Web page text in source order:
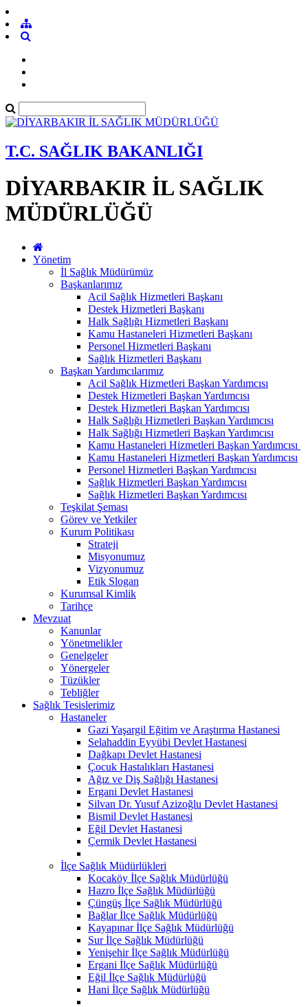
T.C. SAĞLIK BAKANLIĞI
DİYARBAKIR İL SAĞLIK
MÜDÜRLÜĞÜ
Yönetim
İl Sağlık Müdürümüz
Başkanlarımız
Acil Sağlık Hizmetleri Başkanı
Destek Hizmetleri Başkanı
Halk Sağlığı Hizmetleri Başkanı
Kamu Hastaneleri Hizmetleri Başkanı
Personel Hizmetleri Başkanı
Sağlık Hizmetleri Başkanı
Başkan Yardımcılarımız
Acil Sağlık Hizmetleri Başkan Yardımcısı
Destek Hizmetleri Başkan Yardımcısı
Destek Hizmetleri Başkan Yardımcısı
Halk Sağlığı Hizmetleri Başkan Yardımcısı
Halk Sağlığı Hizmetleri Başkan Yardımcısı
Kamu Hastaneleri Hizmetleri Başkan Yardımcısı ​
Kamu Hastaneleri Hizmetleri Başkan Yardımcısı
Personel Hizmetleri Başkan Yardımcısı
Sağlık Hizmetleri Başkan Yardımcısı
Sağlık Hizmetleri Başkan Yardımcısı
Teşkilat Şeması
Görev ve Yetkiler
Kurum Politikası
Strateji
Misyonumuz
Vizyonumuz
Etik Slogan
Kurumsal Kimlik
Tarihçe
Mevzuat
Kanunlar
Yönetmelikler
Genelgeler
Yönergeler
Tüzükler
Tebliğler
Sağlık Tesislerimiz
Hastaneler
Gazi Yaşargil Eğitim ve Araştırma Hastanesi
Selahaddin Eyyübi Devlet Hastanesi
Dağkapı Devlet Hastanesi
Çocuk Hastalıkları Hastanesi
Ağız ve Diş Sağlığı Hastanesi
Ergani Devlet Hastanesi
Silvan Dr. Yusuf Azizoğlu Devlet Hastanesi
Bismil Devlet Hastanesi
Eğil Devlet Hastanesi
Çermik Devlet Hastanesi
İlçe Sağlık Müdürlükleri
Kocaköy İlçe Sağlık Müdürlüğü
Hazro İlçe Sağlık Müdürlüğü
Çüngüş İlçe Sağlık Müdürlüğü
Bağlar İlçe Sağlık Müdürlüğü
Kayapınar İlçe Sağlık Müdürlüğü
Sur İlçe Sağlık Müdürlüğü
Yenişehir İlçe Sağlık Müdürlüğü
Ergani İlçe Sağlık Müdürlüğü
Eğil İlçe Sağlık Müdürlüğü
Hani İlçe Sağlık Müdürlüğü